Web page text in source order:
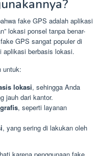
fake GPS adalah aplikasi
lokasi ponsel tanpa benar-
GPS sangat populer di
aplikasi berbasis lokasi.
untuk:
lokasi, sehingga Anda
jauh dari kantor.
, seperti layanan
, yang sering di lakukan oleh